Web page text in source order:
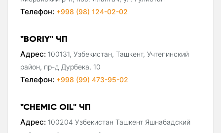
Телефон: +998 (98) 124-02-02
"BORIY" ЧП
Адрес: 100131, Узбекистан, Ташкент, Учтепинский
район, пр-д Дурбека, 10
Телефон: +998 (99) 473-95-02
"CHEMIC OIL" ЧП
Адрес: 100204 Узбекистан Ташкент Яшнабадский